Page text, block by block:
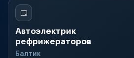
Автоэлектрик
рефрижераторов
Балтик